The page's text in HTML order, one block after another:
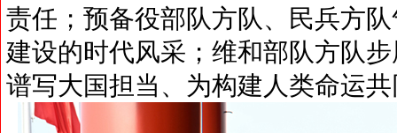
责任；预备役部队方队、民兵方
建设的时代风采；维和部队方队
谱写大国担当、为构建人类命运